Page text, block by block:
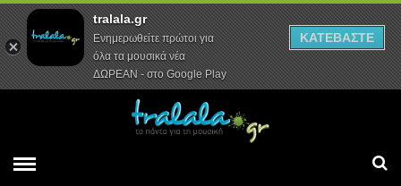
Αρχική Συνεντεύξεις Ρεπορτάζ
tralala.gr
Ενημερωθείτε πρώτοι για
όλα τα μουσικά νέα
ΔΩΡΕΑΝ - στο Google Play
ΚΑΤΕΒΑΣΤΕ